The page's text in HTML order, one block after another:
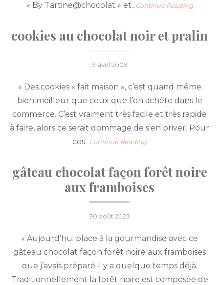
« By Tartine@chocolat » et…Continue Reading
cookies au chocolat noir et pralin
Posted
9 avril 2009
« Des cookies « fait maison », c’est quand même
bien meilleur que ceux que l’on achète dans le
commerce. C’est vraiment très facile et très rapide
à faire, alors ce serait dommage de s’en priver. Pour
ces…Continue Reading
gâteau chocolat façon forêt noire
aux framboises
Posted
30 août 2023
« Aujourd’hui place à la gourmandise avec ce
gâteau chocolat façon forêt noire aux framboises
que j’avais préparé il y a quelque temps déjà.
Traditionnellement la forêt noire est composée de